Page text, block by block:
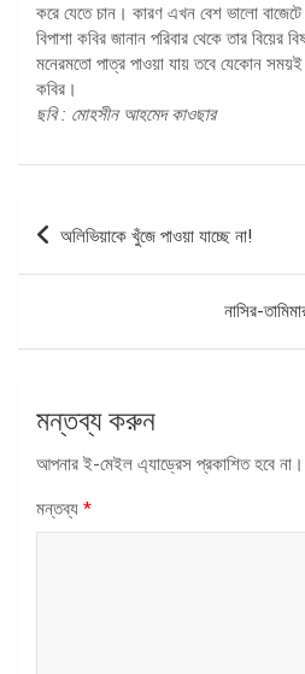
করে যেতে চান। কারণ এখন বেশ ভালো বাজেটে
বিপাশা কবির জানান পরিবার থেকে তার বিয়ের
মনেরমতো পাত্র পাওয়া যায় তবে যেকোন সময়ই
কবির।
ছবি : মোহসীন আহমেদ কাওছার
পোস্ট
অলিভিয়াকে খুঁজে পাওয়া যাচ্ছে না!
নাসির-
মন্তব্য করুন
আপনার ই-মেইল এ্যাড্রেস প্রকাশিত হবে না।
মন্তব্য *